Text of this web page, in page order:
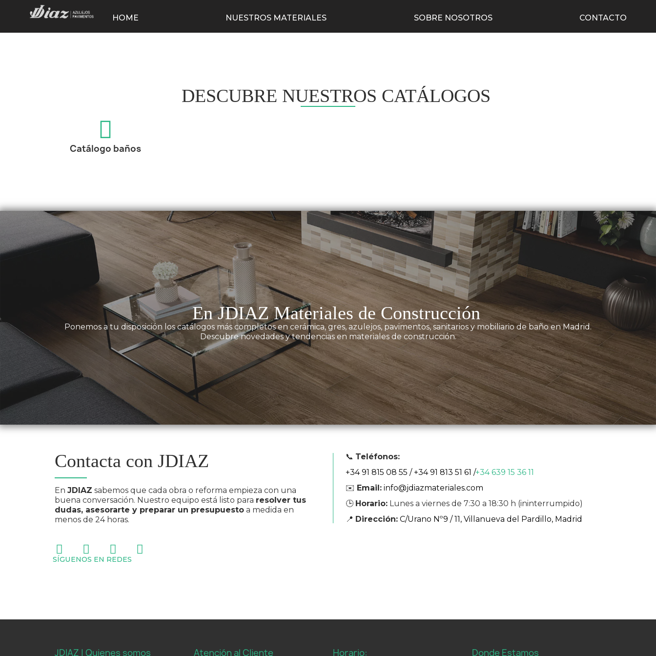
HOME NUESTROS MATERIALES SOBRE NOSOTROS CONTACTO
DESCUBRE NUESTROS CATÁLOGOS
Catálogo baños
En JDIAZ Materiales de Construcción
Ponemos a tu disposición los catálogos más completos en cerámica, gres, azulejos, pavimentos, sanitarios y mobiliario de baño en Madrid.
Descubre novedades y tendencias en materiales de construcción.
Contacta con JDIAZ
En JDIAZ sabemos que cada obra o reforma empieza con una
buena conversación. Nuestro equipo está listo para resolver tus
dudas, asesorarte y preparar un presupuesto a medida en
menos de 24 horas.
📞 Teléfonos:
+34 91 815 08 55 / +3491 813 51 61 /+34 639 15 36 11
✉️ Email: info@jdiazmateriales.com
🕒 Horario: Lunes a viernes de 7:30 a 18:30 h (ininterrumpido)
📍 Dirección: C/Urano Nº9 / 11, Villanueva del Pardillo, Madrid
SÍGUENOS EN REDES
JDIAZ | Quienes somos Atención al Cliente Horario: Donde Estamos